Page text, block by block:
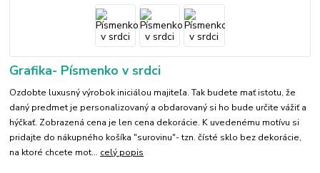
Grafika- Písmenko v srdci
Ozdobte luxusný výrobok iniciálou majiteľa. Tak budete mať istotu, že
daný predmet je personalizovaný a obdarovaný si ho bude určite vážiť a
hýčkať. Zobrazená cena je len cena dekorácie. K uvedenému motívu si
pridajte do nákupného košíka "surovinu"- tzn. čísté sklo bez dekorácie,
na ktoré chcete mot... celý popis